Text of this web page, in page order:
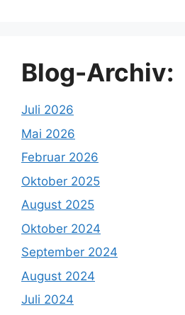
Blog-Archiv:
Juli 2026
Mai 2026
Februar 2026
Oktober 2025
August 2025
Oktober 2024
September 2024
August 2024
Juli 2024